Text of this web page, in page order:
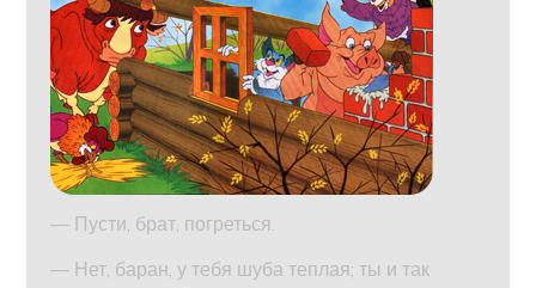
— Пусти, брат, погреться.
— Нет, баран, у тебя шуба теплая; ты и так